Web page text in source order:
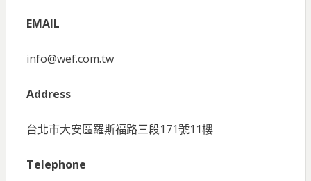
EMAIL
info@wef.com.tw
Address
台北市大安區羅斯福路三段171號11樓
Telephone